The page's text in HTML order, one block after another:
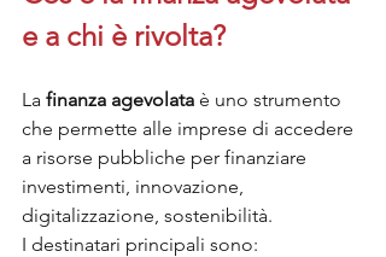
e a chi è rivolta?
La finanza agevolata è uno strumento
che permette alle imprese di accedere
a risorse pubbliche per finanziare
investimenti, innovazione,
digitalizzazione, sostenibilità.
I destinatari principali sono: